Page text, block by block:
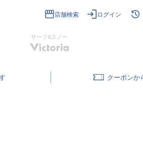
店舗検索 ログイン
サーフ&スノー
クーポン